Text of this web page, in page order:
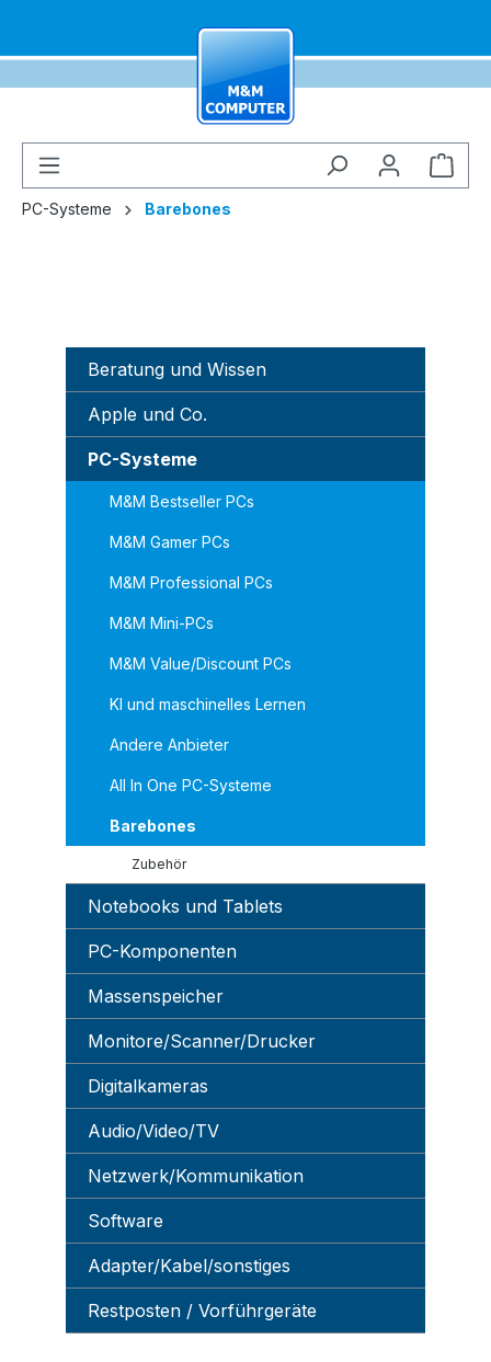
PC-Systeme Barebones
Beratung und Wissen
Apple und Co.
PC-Systeme
M&M Bestseller PCs
M&M Gamer PCs
M&M Professional PCs
M&M Mini-PCs
M&M Value/Discount PCs
KI und maschinelles Lernen
Andere Anbieter
All In One PC-Systeme
Barebones
Zubehör
Notebooks und Tablets
PC-Komponenten
Massenspeicher
Monitore/Scanner/Drucker
Digitalkameras
Audio/Video/TV
Netzwerk/Kommunikation
Software
Adapter/Kabel/sonstiges
Restposten / Vorführgeräte